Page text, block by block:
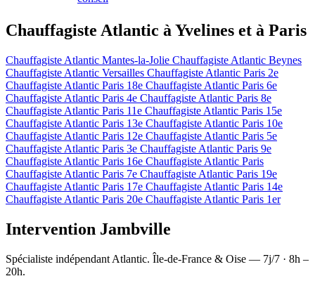
Chauffagiste Atlantic à Yvelines et à Paris
Chauffagiste Atlantic Mantes-la-Jolie Chauffagiste Atlantic Beynes
Chauffagiste Atlantic Versailles Chauffagiste Atlantic Paris 2e
Chauffagiste Atlantic Paris 18e Chauffagiste Atlantic Paris 6e
Chauffagiste Atlantic Paris 4e Chauffagiste Atlantic Paris 8e
Chauffagiste Atlantic Paris 11e Chauffagiste Atlantic Paris 15e
Chauffagiste Atlantic Paris 13e Chauffagiste Atlantic Paris 10e
Chauffagiste Atlantic Paris 12e Chauffagiste Atlantic Paris 5e
Chauffagiste Atlantic Paris 3e Chauffagiste Atlantic Paris 9e
Chauffagiste Atlantic Paris 16e Chauffagiste Atlantic Paris
Chauffagiste Atlantic Paris 7e Chauffagiste Atlantic Paris 19e
Chauffagiste Atlantic Paris 17e Chauffagiste Atlantic Paris 14e
Chauffagiste Atlantic Paris 20e Chauffagiste Atlantic Paris 1er
Intervention Jambville
Spécialiste indépendant Atlantic. Île-de-France & Oise — 7j/7 · 8h –
20h.